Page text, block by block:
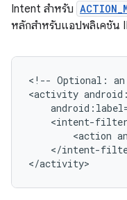
Intent สำหรับ
หลักสำหรับแอปพลิเคชัน
<!-- Optional: an
<activity
<action
</intent-
</activity>